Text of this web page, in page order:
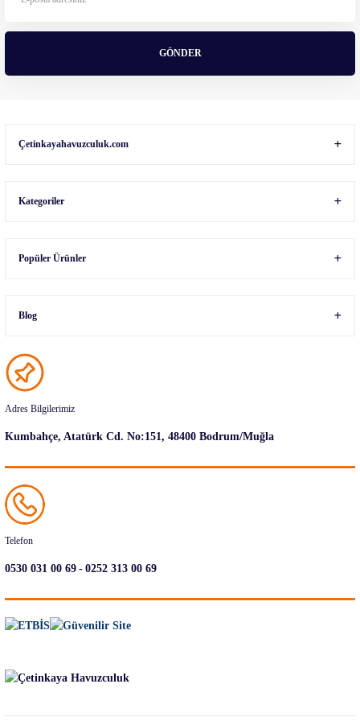
GÖNDER
Çetinkayahavuzculuk.com
Kategoriler
Popüler Ürünler
Blog
Adres Bilgilerimiz
Kumbahçe, Atatürk Cd. No:151, 48400 Bodrum/Muğla
Telefon
0530 031 00 69-0252 313 00 69